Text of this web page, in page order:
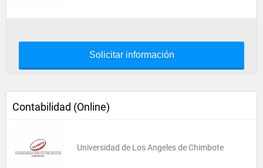
Solicitar información
Contabilidad (Online)
Universidad de Los Angeles de Chimbote